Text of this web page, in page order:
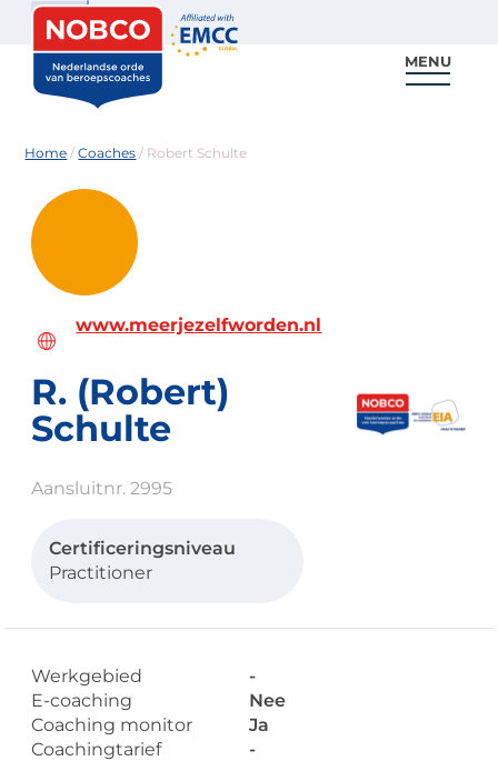
Zoeken
MENU
Home /Coaches / Robert Schulte
www.meerjezelfworden.nl
R. (Robert)
Schulte
Aansluitnr. 2995
Certificeringsniveau
Practitioner
Werkgebied
-
E-coaching
Nee
Coaching monitor
Ja
Coachingtarief
-